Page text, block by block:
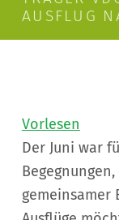
AUSFLUG
Vorlesen
Der Juni war
gemeinsamer